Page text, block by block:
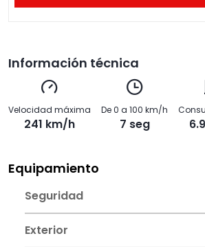
Información técnica
Velocidad máxima
241 km/h
De 0 a 100 km/h
7 seg
Equipamiento
Seguridad
Exterior